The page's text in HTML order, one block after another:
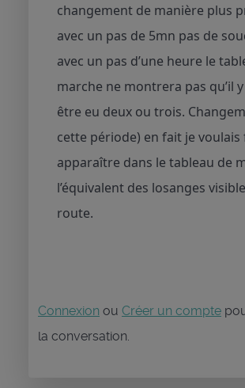
changement de manière plus
avec un pas de 5mn pas de
avec un pas d’une heure le
marche ne montrera pas qu’il
être eu deux ou trois.
cette période) en fait je voulais
apparaître dans le tableau de
l’équivalent des losanges
route.
Connexion ou Créer un compte
la conversation.